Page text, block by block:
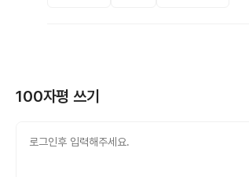
100자평 쓰기